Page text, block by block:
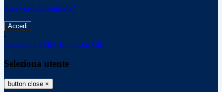
Password dimenticata?
-
Entra con SPID Entra con CIE
Seleziona utente
button close ×